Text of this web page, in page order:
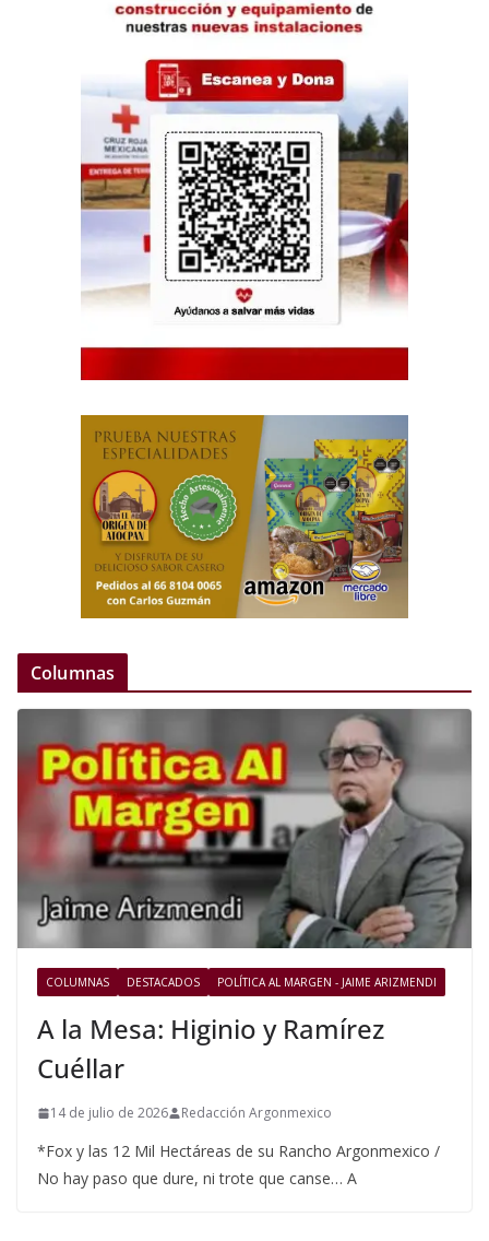
Columnas
COLUMNAS DESTACADOS POLÍTICA AL MARGEN - JAIME ARIZMENDI
A la Mesa: Higinio y Ramírez
Cuéllar
14 de julio de 2026 Redacción Argonmexico
*Fox y las 12 Mil Hectáreas de su Rancho Argonmexico /
No hay paso que dure, ni trote que canse… A